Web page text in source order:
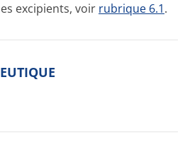
excipients, voir rubrique 6.1.